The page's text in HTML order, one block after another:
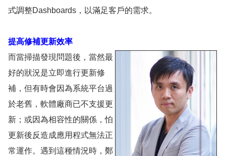
式調整Dashboards，以滿足客戶的需求。
提高修補更新效率
而當掃描發現問題後，當然最
好的狀況是立即進行更新修
補，但有時會因為系統平台過
於老舊，軟體廠商已不支援更
新；或因為相容性的關係，怕
更新後反造成應用程式無法正
常運作。遇到這種情況時，鄭